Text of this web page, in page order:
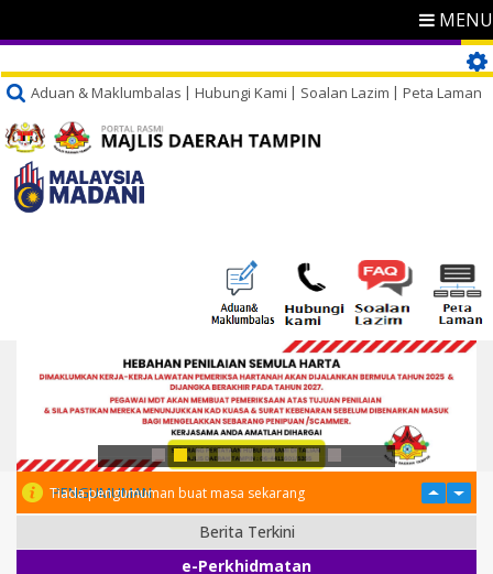
MENU
Aduan & Maklumbalas Hubungi Kami Soalan Lazim Peta Laman
PENGUMUMAN
Tiada pengumuman buat masa sekarang
Berita Terkini
e-Perkhidmatan